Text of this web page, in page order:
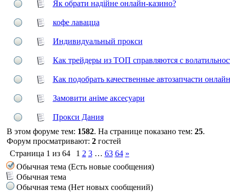
Як обрати надійне онлайн-казино?
кофе лавацца
Индивидуальный прокси
Как трейдеры из ТОП справляются с
Как подобрать качественные автозапчасти онлайн
Замовити аніме аксесуари
Прокси Дания
В этом форуме тем: 1582. На странице показано тем: 25.
Форум просматривают: 2гостей
Страница 1 из 64 1 2 3 … 63 64 »
Обычная тема (Есть новые сообщения)
Обычная тема
Обычная тема (Нет новых сообщений)